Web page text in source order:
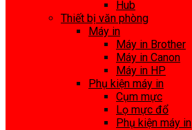
Hub
Thiết bị văn phòng
Máy in
Máy in Brother
Máy in Canon
Máy in HP
Phụ kiện máy in
Cụm mực
Lọ mực đổ
Phụ kiện máy in